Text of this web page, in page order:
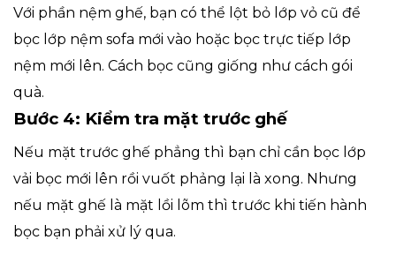
Với phần nệm ghế, bạn có thể lột bỏ lớp vỏ cũ để
bọc lớp nệm sofa mới vào hoặc bọc trực tiếp lớp
nệm mới lên. Cách bọc cũng giống như cách gói
quà.
Bước 4: Kiểm tra mặt trước ghế
Nếu mặt trước ghế phẳng thì bạn chỉ cần bọc lớp
vải bọc mới lên rồi vuốt phảng lại là xong. Nhưng
nếu mặt ghế là mặt lồi lõm thì trước khi tiến hành
bọc bạn phải xử lý qua.